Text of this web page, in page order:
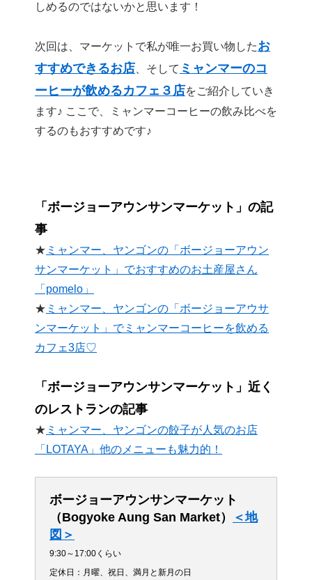
しめるのではないかと思います！
次回は、マーケットで私が唯一お買い物したお
すすめできるお店 、そして ミャンマーのコ
ーヒーが飲めるカフェ３店をご紹介していき
ます♪ ここで、ミャンマーコーヒーの飲み比べを
するのもおすすめです♪
「ボージョーアウンサンマーケット」の記
事
★ ミャンマー、ヤンゴンの「ボージョーアウン
サンマーケット」でおすすめのお土産屋さん
「pomelo」
★ ミャンマー、ヤンゴンの「ボージョーアウサ
ンマーケット」でミャンマーコーヒーを飲める
カフェ3店♡
「ボージョーアウンサンマーケット」近く
のレストランの記事
★ ミャンマー、ヤンゴンの餃子が人気のお店
「LOTAYA」他のメニューも魅力的！
ボージョーアウンサンマーケット
（Bogyoke Aung San Market）
＜地
図＞
9:30～17:00くらい
定休日：月曜、祝日、満月と新月の日